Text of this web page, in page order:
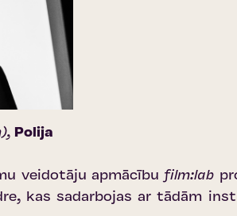
Polija
veidotāju apmācību film:lab
kas sadarbojas ar tādām